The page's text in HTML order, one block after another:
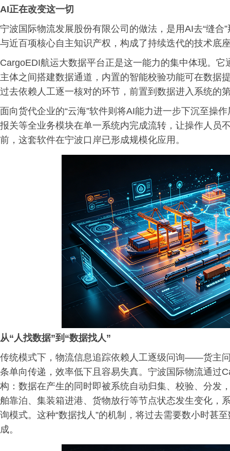
AI正在改变这一切
宁波国际物流发展股份有限公司的做法，是用AI去“缝
与近百项核心自主知识产权，构成了持续迭代的技术底
CargoEDI航运大数据平台正是这一能力的集中体现。
主体之间搭建数据通道，内置的智能校验功能可在数据
过去依赖人工逐一核对的环节，前置到数据进入系统的
面向货代企业的“云海”软件则将AI能力进一步下沉至操
报关等全业务模块在单一系统内完成流转，让操作人员
前，这套软件在宁波口岸已形成规模化应用。
从“人找数据”到“数据找人”
传统模式下，物流信息追踪依赖人工逐级问询——货主
条单向传递，效率低下且容易失真。宁波国际物流通过
构：数据在产生的同时即被系统自动归集、校验、分发
舶靠泊、集装箱进港、货物放行等节点状态发生变化，
询模式。这种“数据找人”的机制，将过去需要数小时甚
成。